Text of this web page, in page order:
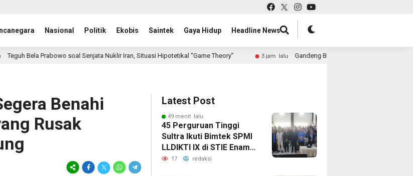
Nasional Politik Ekobis Saintek Gaya Hidup Headline News
soal Senjata Nuklir Iran, Situasi Hipotetikal “Game Theory” 3 jam lalu Gandeng BSI dan Asuransi Al Amin, 30 Mahasiswa
Benahi
Rusak
Latest Post
49 menit lalu
45 Perguruan Tinggi
Sultra Ikuti Bimtek SPMI
LLDIKTI IX di STIE Enam
Enam Kendari
17 redaksi